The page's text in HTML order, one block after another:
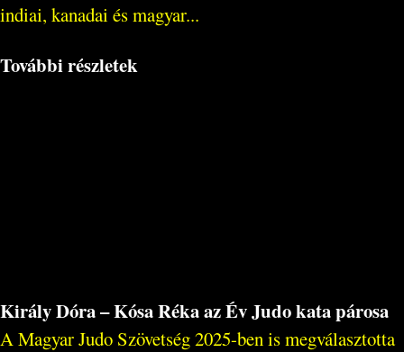
indiai, kanadai és magyar...
További részletek
Király Dóra – Kósa Réka az Év Judo kata párosa
A Magyar Judo Szövetség 2025-ben is megválasztotta